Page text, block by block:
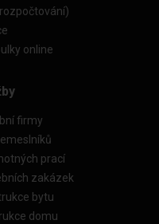
online
firmy
prací
zakázek
bytu
domu